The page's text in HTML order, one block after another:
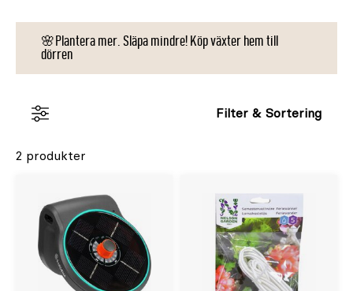
🌸Plantera mer. Släpa mindre! Köp växter hem till
dörren
Filter & Sortering
2 produkter